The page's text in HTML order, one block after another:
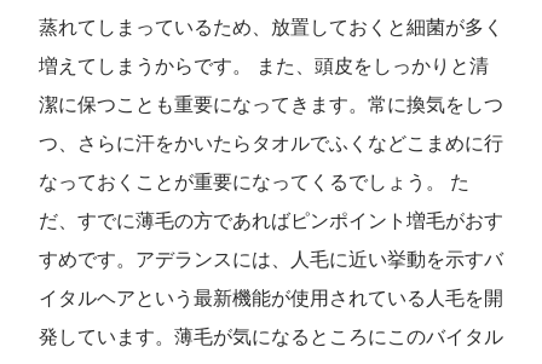
蒸れてしまっているため、放置しておくと細菌が多く
増えてしまうからです。 また、頭皮をしっかりと清
潔に保つことも重要になってきます。常に換気をしつ
つ、さらに汗をかいたらタオルでふくなどこまめに行
なっておくことが重要になってくるでしょう。 た
だ、すでに薄毛の方であればピンポイント増毛がおす
すめです。アデランスには、人毛に近い挙動を示すバ
イタルヘアという最新機能が使用されている人毛を開
発しています。薄毛が気になるところにこのバイタル